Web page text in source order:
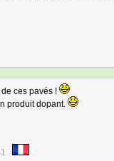
ces pavés !
produit dopant.